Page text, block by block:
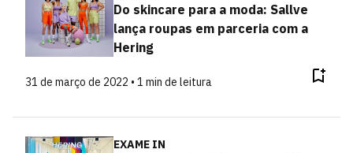
Do skincare para a moda: Sallve
lança roupas em parceria com a
Hering
31 de março de 2022 • 1 min de leitura
EXAME IN